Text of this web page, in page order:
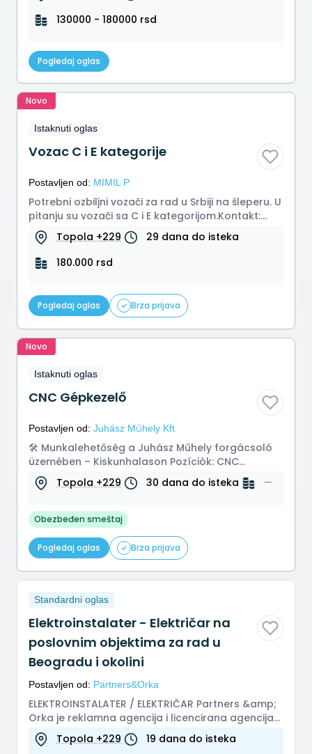
130000 - 180000 rsd
Pogledaj oglas
Novo
Istaknuti oglas
Vozac C i E kategorije
Postavljen od: MIMIL P
Potrebni ozbiljni vozači za rad u Srbiji na šleperu. U
pitanju su vozači sa C i E kategorijom.Kontakt:
00605566711
Topola +229
29 dana do isteka
180.000 rsd
Pogledaj oglas Brza prijava
Novo
Istaknuti oglas
CNC Gépkezelő
Postavljen od: Juhász Műhely Kft
🛠️ Munkalehetőség a Juhász Műhely forgácsoló
üzemében – Kiskunhalason Pozíciók: CNC
gépkezelő Hagyományos hamisító CAD/C...
Topola +229 30 dana do isteka —
Obezbeđen smeštaj
Pogledaj oglas Brza prijava
Standardni oglas
Elektroinstalater - Električar na
poslovnim objektima za rad u
Beogradu i okolini
Postavljen od: Partners&Orka
ELEKTROINSTALATER / ELEKTRIČAR Partners &amp;
Orka je reklamna agencija i licencirana agencija
za zapošljavanje, specija...
Topola +229
19 dana do isteka